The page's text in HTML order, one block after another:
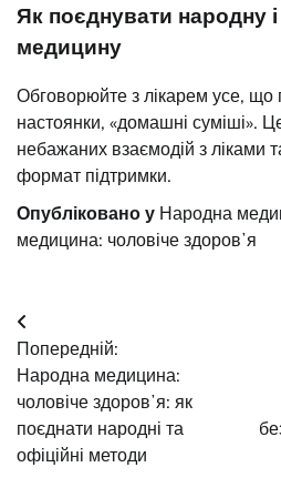
Як поєднувати народну
медицину
Обговорюйте з лікарем усе, що
настоянки, «домашні суміші».
небажаних взаємодій з ліками
формат підтримки.
Опубліковано у Народна
медицина: чоловіче здоровʼя
Навігація
записів
Попередній:
Народна медицина:
чоловіче здоровʼя: як
поєднати народні та
офіційні методи